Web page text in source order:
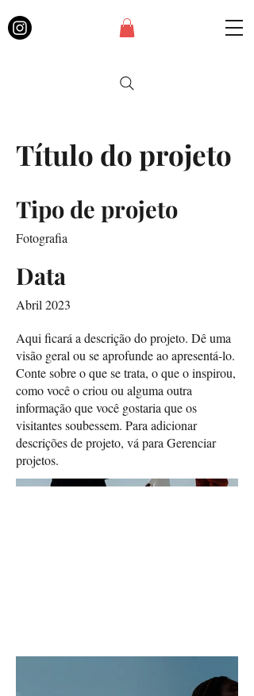
Título do projeto
Tipo de projeto
Fotografia
Data
Abril 2023
Aqui ficará a descrição do projeto. Dê uma
visão geral ou se aprofunde ao apresentá-lo.
Conte sobre o que se trata, o que o inspirou,
como você o criou ou alguma outra
informação que você gostaria que os
visitantes soubessem. Para adicionar
descrições de projeto, vá para Gerenciar
projetos.